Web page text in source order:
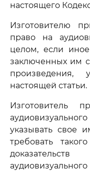
настоящего
Изготовителю
право на
целом, если
заключенных им с
настоящей статьи.
Изготовитель
указывать свое
требовать